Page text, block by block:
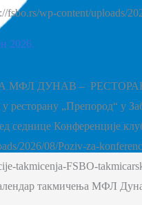
wp-content/uploads/
2026.
ДУНАВ – РЕСТОРАН
ресторану „Препород“ у
ред седнице
2026/08/Poziv-za-
takmicenja-FSBO-
такмичења МФЛ